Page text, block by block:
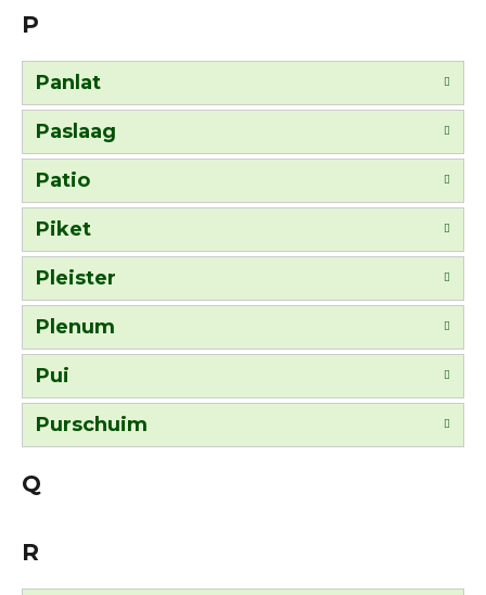
P
Panlat
Paslaag
Patio
Piket
Pleister
Plenum
Pui
Purschuim
Q
R